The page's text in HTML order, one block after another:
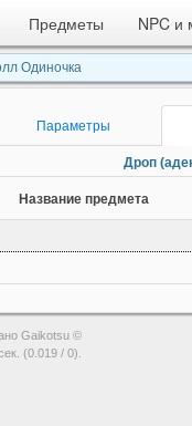
Предметы NPC и
Одиночка
Параметры
Дроп
Название предмета
Gaikotsu ©
(0.019 / 0).